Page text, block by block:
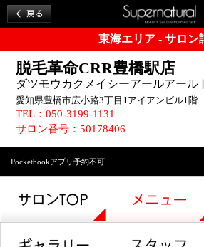
東海エリア - サロン
脱毛革命CRR豊橋駅店
ダツモウカクメイシーアールアール
愛知県豊橋市広小路3丁目1アイアンビル1階
TEL：050-3199-1131
サロン番号：50178406
Pocketbookアプリ予約不可